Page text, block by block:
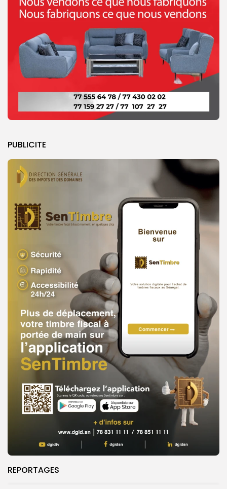
PUBLICITE
REPORTAGES